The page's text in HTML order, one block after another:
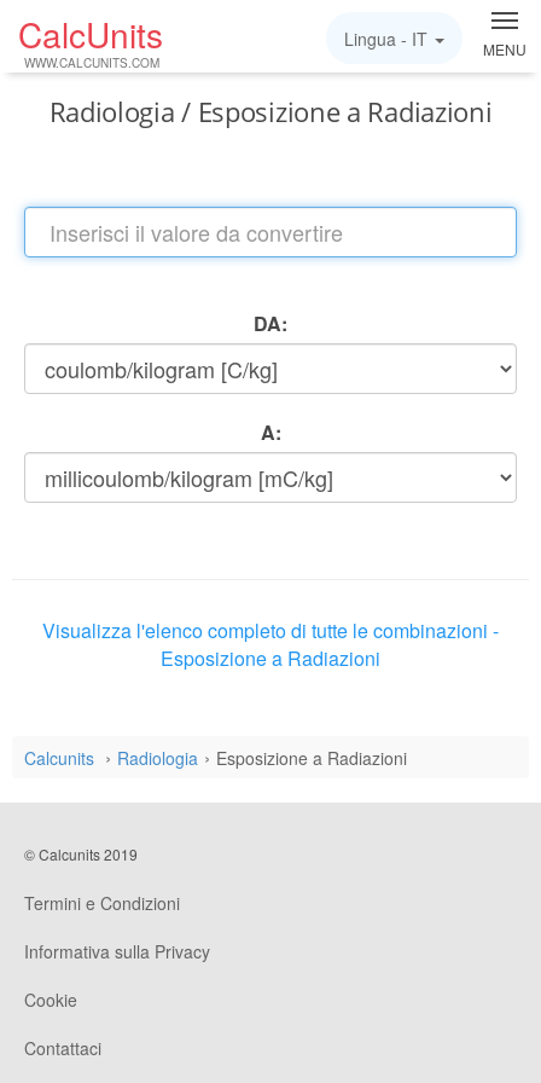
CalcUnits
WWW.CALCUNITS.COM
MENU
Lingua - IT
Radiologia / Esposizione a Radiazioni
DA:
A:
Visualizza l'elenco completo di tutte le combinazioni -
Esposizione a Radiazioni
Calcunits Radiologia Esposizione a Radiazioni
© Calcunits 2019
Termini e Condizioni
Informativa sulla Privacy
Cookie
Contattaci